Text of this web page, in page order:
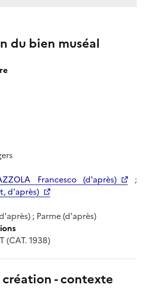
du bien muséal
Francesco (d'après)
;
d'après)
; Parme (d'après)
(CAT. 1938)
- contexte